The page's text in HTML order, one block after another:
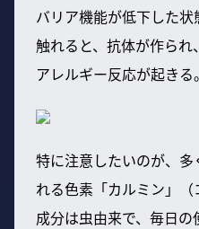
バリア機能が低下した
触れると、抗体が作ら
アレルギー反応が起きる。
特に注意したいのが、
れる色素「カルミン」
成分は虫由来で、毎日